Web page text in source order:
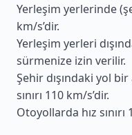
Yerleşim yerlerinde
km/s’dir.
Yerleşim yerleri
sürmenize izin verilir.
Şehir dışındaki yol bir
sınırı 110 km/s’dir.
Otoyollarda hız sınırı